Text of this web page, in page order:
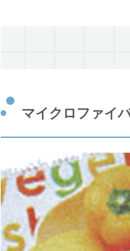
マイクロファイ